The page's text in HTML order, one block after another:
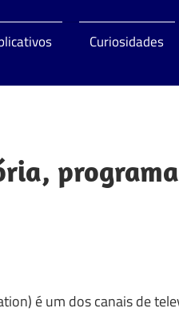
Curiosidades
é um dos canais de